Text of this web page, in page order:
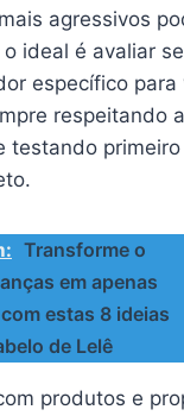
agressivos
ideal é avaliar
específico para
respeitando
testando primeiro
Transforme o
em apenas
estas 8 ideias
de Lelê
produtos e